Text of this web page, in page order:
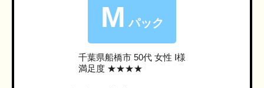
M パック
千葉県船橋市 50代 女性 I様
満足度 ★★★★